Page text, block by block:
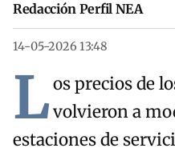
Redacción Perfil NEA
14-05-2026 13:48
Los precios de
volvieron a
estaciones de